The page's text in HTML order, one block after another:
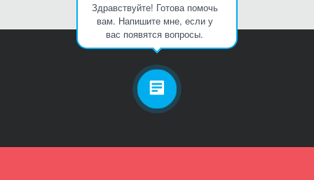
Здравствуйте! Готова помочь
вам. Напишите мне, если у
вас появятся вопросы.